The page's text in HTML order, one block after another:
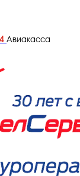
Авиакасса